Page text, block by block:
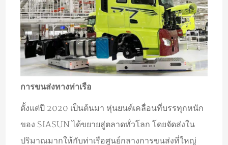
การขนส่งทางท่าเรือ
ตั้งแต่ปี 2020 เป็นต้นมา หุ่นยนต์เคลื่อนที่บรรทุกหนัก
ของ SIASUN ได้ขยายสู่ตลาดทั่วโลก โดยจัดส่งใน
ปริมาณมากให้กับท่าเรือศูนย์กลางการขนส่งที่ใหญ่